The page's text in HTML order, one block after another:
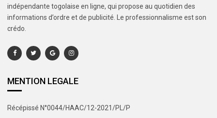
indépendante togolaise en ligne, qui propose au quotidien des
informations d’ordre et de publicité. Le professionnalisme est son
crédo.
MENTION LEGALE
Récépissé N°0044/HAAC/12-2021/PL/P